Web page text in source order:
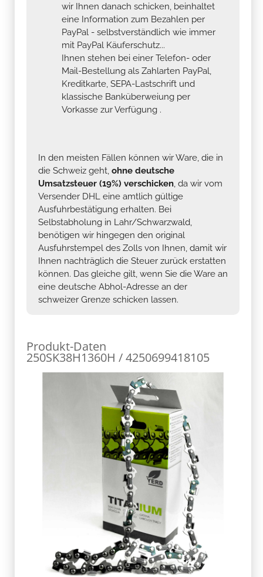
wir Ihnen danach schicken, beinhaltet
eine Information zum Bezahlen per
PayPal - selbstverständlich wie immer
mit PayPal Käuferschutz...
Ihnen stehen bei einer Telefon- oder
Mail-Bestellung als Zahlarten PayPal,
Kreditkarte, SEPA-Lastschrift und
klassische Banküberweiung per
Vorkasse zur Verfügung .
In den meisten Fällen können wir Ware, die in
die Schweiz geht, ohne deutsche
Umsatzsteuer (19%) verschicken, da wir vom
Versender DHL eine amtlich gültige
Ausfuhrbestätigung erhalten. Bei
Selbstabholung in Lahr/Schwarzwald,
benötigen wir hingegen den original
Ausfuhrstempel des Zolls von Ihnen, damit wir
Ihnen nachträglich die Steuer zurück erstatten
können. Das gleiche gilt, wenn Sie die Ware an
eine deutsche Abhol-Adresse an der
schweizer Grenze schicken lassen.
Produkt-Daten
250SK38H1360H / 4250699418105